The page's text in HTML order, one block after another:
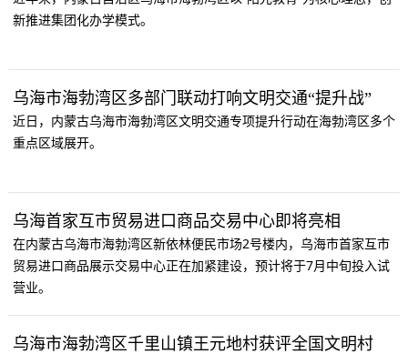
新推进集团化办学模式。
乌海市海勃湾区多部门联动打响文明交通“提升战”
近日，内蒙古乌海市海勃湾区文明交通专项提升行动在海勃湾区多个
重点区域展开。
乌海首家互市贸易进口商品交易中心即将亮相
在内蒙古乌海市海勃湾区新依林便民市场2号楼内，乌海市首家互市
贸易进口商品展示交易中心正在加紧建设，预计将于7月中旬投入试
营业。
乌海市海勃湾区千里山镇王元地村获评全国文明村